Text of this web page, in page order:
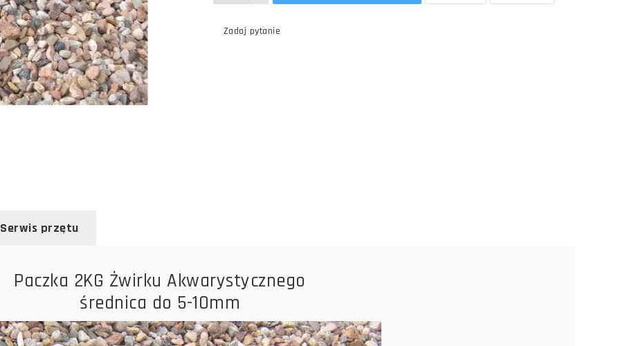
Zadaj pytanie
Serwis przętu
Paczka 2KG Żwirku Akwarystycznego
średnica do 5-10mm